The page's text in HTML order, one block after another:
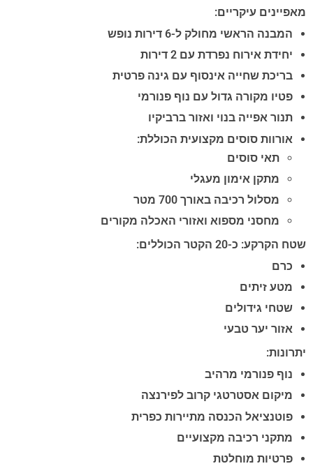
מאפיינים עיקריים:
המבנה הראשי מחולק ל-6 דירות נופש
יחידת אירוח נפרדת עם 2 דירות
בריכת שחייה אינסוף עם גינה פרטית
פטיו מקורה גדול עם נוף פנורמי
תנור אפייה בנוי ואזור ברביקיו
אורוות סוסים מקצועית הכוללת:
תאי סוסים
מתקן אימון מעגלי
מסלול רכיבה באורך 700 מטר
מחסני מספוא ואזורי האכלה מקורים
שטח הקרקע: כ-20 הקטר הכוללים:
כרם
מטע זיתים
שטחי גידולים
אזור יער טבעי
יתרונות:
נוף פנורמי מרהיב
מיקום אסטרטגי קרוב לפירנצה
פוטנציאל הכנסה מתיירות כפרית
מתקני רכיבה מקצועיים
פרטיות מוחלטת